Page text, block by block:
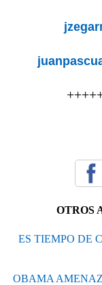
OTROS
ES TIEMPO DE
OBAMA